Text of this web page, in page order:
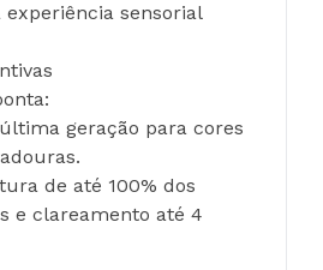
sensorial
geração para cores
de até 100% dos
e clareamento até 4